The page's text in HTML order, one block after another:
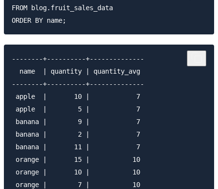
FROM blog.fruit_sales_data
--------+----------+--------------
  name  | quantity | quantity_avg
--------+----------+--------------
apple  |       10 |            7
apple  |        5 |            7
banana |        9 |            7
banana |        2 |            7
banana |       11 |            7
orange |       15 |           10
orange |       10 |           10
orange |        7 |           10